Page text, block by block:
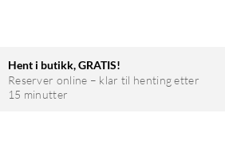
Hent i butikk, GRATIS!
Reserver online – klar til henting etter
15 minutter